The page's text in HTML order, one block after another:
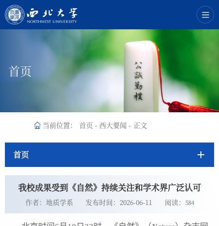
首页
当前位置： 首页 - 西大要闻 - 正文
首页
我校成果受到《自然》持续关注和学术界广泛认可
作者：地质学系 发布时间：2026-06-11 阅读： 584